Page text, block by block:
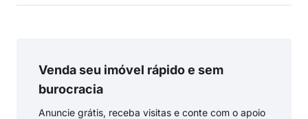
Venda seu imóvel rápido e sem
burocracia
Anuncie grátis, receba visitas e conte com o apoio